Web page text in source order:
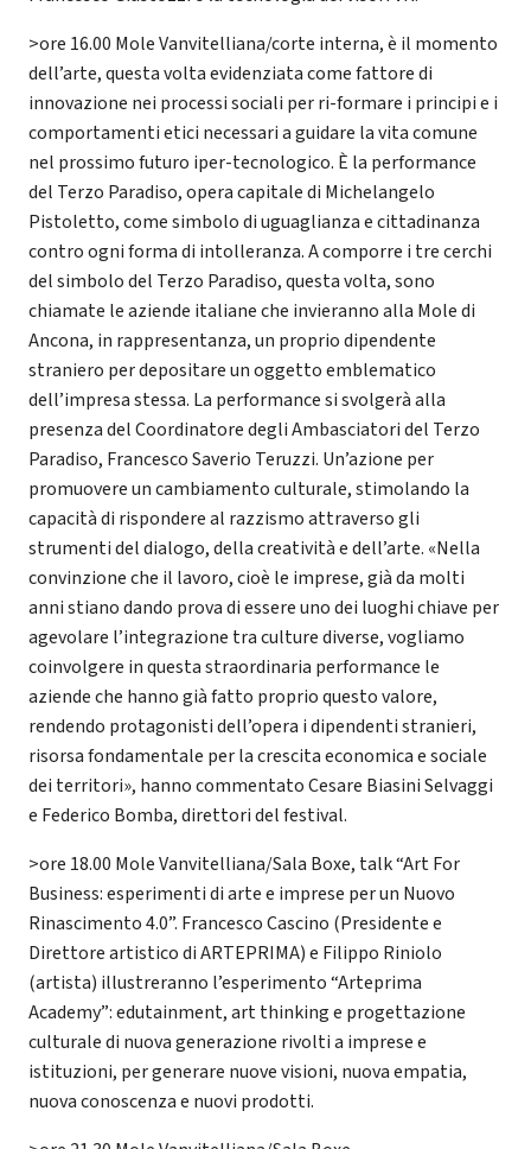
>ore 16.00 Mole Vanvitelliana/corte interna, è il momento
dell’arte, questa volta evidenziata come fattore di
innovazione nei processi sociali per ri-formare i principi e i
comportamenti etici necessari a guidare la vita comune
nel prossimo futuro iper-tecnologico. È la performance
del Terzo Paradiso, opera capitale di Michelangelo
Pistoletto, come simbolo di uguaglianza e cittadinanza
contro ogni forma di intolleranza. A comporre i tre cerchi
del simbolo del Terzo Paradiso, questa volta, sono
chiamate le aziende italiane che invieranno alla Mole di
Ancona, in rappresentanza, un proprio dipendente
straniero per depositare un oggetto emblematico
dell’impresa stessa. La performance si svolgerà alla
presenza del Coordinatore degli Ambasciatori del Terzo
Paradiso, Francesco Saverio Teruzzi. Un’azione per
promuovere un cambiamento culturale, stimolando la
capacità di rispondere al razzismo attraverso gli
strumenti del dialogo, della creatività e dell’arte. «Nella
convinzione che il lavoro, cioè le imprese, già da molti
anni stiano dando prova di essere uno dei luoghi chiave per
agevolare l’integrazione tra culture diverse, vogliamo
coinvolgere in questa straordinaria performance le
aziende che hanno già fatto proprio questo valore,
rendendo protagonisti dell’opera i dipendenti stranieri,
risorsa fondamentale per la crescita economica e sociale
dei territori», hanno commentato Cesare Biasini Selvaggi
e Federico Bomba, direttori del festival.
>ore 18.00 Mole Vanvitelliana/Sala Boxe, talk “Art For
Business: esperimenti di arte e imprese per un Nuovo
Rinascimento 4.0”. Francesco Cascino (Presidente e
Direttore artistico di ARTEPRIMA) e Filippo Riniolo
(artista) illustreranno l’esperimento “Arteprima
Academy”: edutainment, art thinking e progettazione
culturale di nuova generazione rivolti a imprese e
istituzioni, per generare nuove visioni, nuova empatia,
nuova conoscenza e nuovi prodotti.